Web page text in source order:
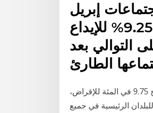
إبريل
ومايو ويونيو وأغسطس الماضيين عند 9.25% للإيداع
التوالي بعد
قبل يوم البنك المركزي المصري أعلن الشهر الماضي تقليص أسعار الفائدة لتصبح 9.75 في المئة للإقراض،
للبلدان الرئيسية في جميع